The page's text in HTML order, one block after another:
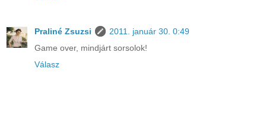
Praliné Zsuzsi
2011. január 30. 0:49
Game over, mindjárt sorsolok!
Válasz